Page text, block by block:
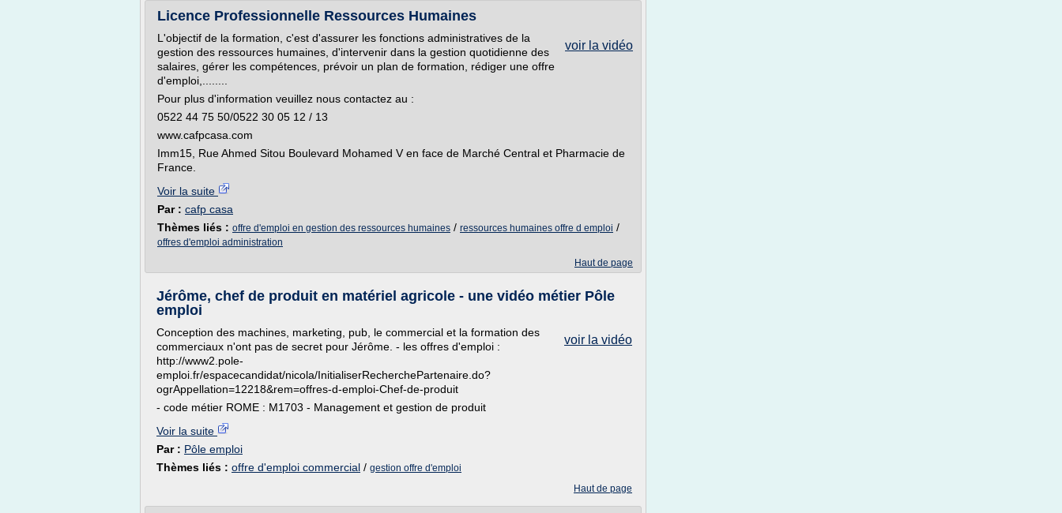
Licence Professionnelle Ressources Humaines
voir la vidéo
L'objectif de la formation, c'est d'assurer les fonctions administratives de la
gestion des ressources humaines, d'intervenir dans la gestion quotidienne des
salaires, gérer les compétences, prévoir un plan de formation, rédiger une offre
d'emploi,........
Pour plus d'information veuillez nous contactez au :
0522 44 75 50/0522 30 05 12 / 13
www.cafpcasa.com
Imm15, Rue Ahmed Sitou Boulevard Mohamed V en face de Marché Central et Pharmacie de
France.
Voir la suite
Par : cafp casa
Thèmes liés : offre d'emploi en gestion des ressources humaines / ressources humaines offre d emploi /
offres d'emploi administration
Haut de page
Jérôme, chef de produit en matériel agricole - une vidéo métier Pôle
emploi
voir la vidéo
Conception des machines, marketing, pub, le commercial et la formation des
commerciaux n'ont pas de secret pour Jérôme. - les offres d'emploi :
http://www2.pole-
emploi.fr/espacecandidat/nicola/InitialiserRecherchePartenaire.do?
ogrAppellation=12218&rem=offres-d-emploi-Chef-de-produit
- code métier ROME : M1703 - Management et gestion de produit
Voir la suite
Par : Pôle emploi
Thèmes liés : offre d'emploi commercial / gestion offre d'emploi
Haut de page